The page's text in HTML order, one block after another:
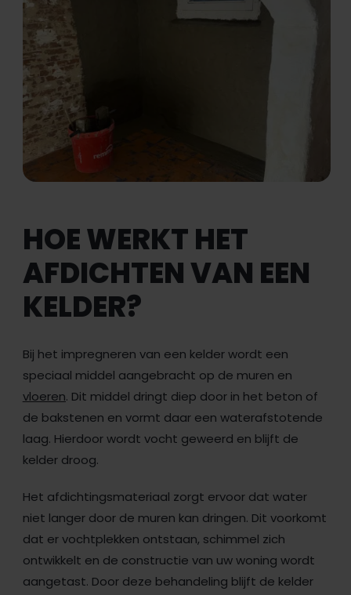
HOE WERKT HET
AFDICHTEN VAN EEN
KELDER?
Bij het impregneren van een kelder wordt een
speciaal middel aangebracht op de muren en
vloeren. Dit middel dringt diep door in het beton of
de bakstenen en vormt daar een waterafstotende
laag. Hierdoor wordt vocht geweerd en blijft de
kelder droog.
Het afdichtingsmateriaal zorgt ervoor dat water
niet langer door de muren kan dringen. Dit voorkomt
dat er vochtplekken ontstaan, schimmel zich
ontwikkelt en de constructie van uw woning wordt
aangetast. Door deze behandeling blijft de kelder